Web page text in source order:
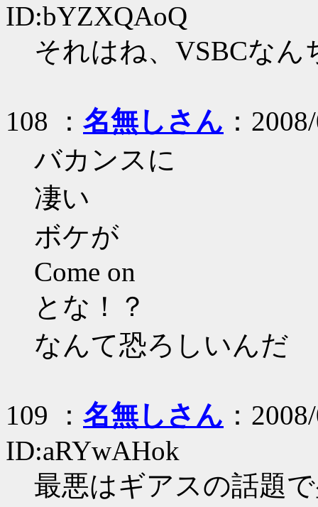
ID:bYZXQAoQ
それはね、VSBCな
108 ： 名無しさん ：
バカンスに
凄い
ボケが
Come on
とな！？
なんて恐ろしいんだ
109 ： 名無しさん ：
ID:aRYwAHok
最悪はギアスの話題